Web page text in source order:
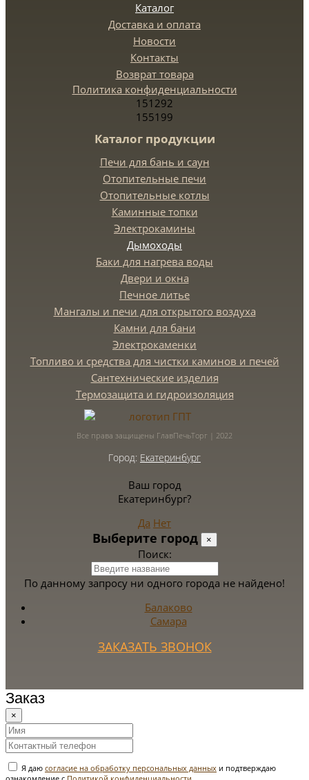
Каталог
Доставка и оплата
Новости
Контакты
Возврат товара
Политика конфиденциальности
151292
155199
Каталог продукции
Печи для бань и саун
Отопительные печи
Отопительные котлы
Каминные топки
Электрокамины
Дымоходы
Баки для нагрева воды
Двери и окна
Печное литье
Мангалы и печи для открытого воздуха
Камни для бани
Электрокаменки
Топливо и средства для чистки каминов и печей
Сантехнические изделия
Термозащита и гидроизоляция
Все права защищены ГлавПечьТорг | 2022
Город: Екатеринбург
Ваш город
Екатеринбург?
Да Нет
Выберите город ×
Поиск:
По данному запросу ни одного города не найдено!
Балаково
Самара
ЗАКАЗАТЬ ЗВОНОК
Заказ
×
Я даю согласие на обработку персональных данных и подтверждаю